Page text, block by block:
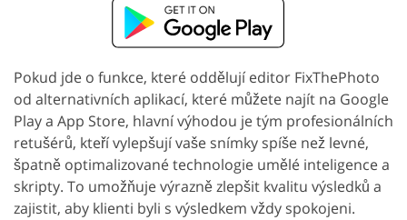
Pokud jde o funkce, které oddělují editor FixThePhoto
od alternativních aplikací, které můžete najít na Google
Play a App Store, hlavní výhodou je tým profesionálních
retušérů, kteří vylepšují vaše snímky spíše než levné,
špatně optimalizované technologie umělé inteligence a
skripty. To umožňuje výrazně zlepšit kvalitu výsledků a
zajistit, aby klienti byli s výsledkem vždy spokojeni.